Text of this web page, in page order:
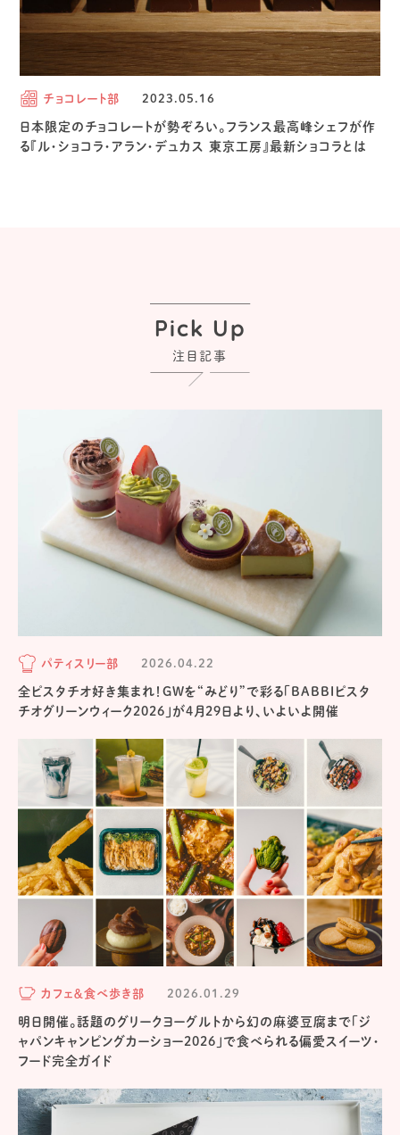
チョコレート部 2023.05.16
日本限定のチョコレートが勢ぞろい。フランス最高峰シェフが作
る『ル・ショコラ・アラン・デュカス 東京工房』最新ショコラとは
Pick Up
注目記事
パティスリー部 2026.04.22
全ピスタチオ好き集まれ！GWを“みどり”で彩る「BABBIピスタ
チオグリーンウィーク2026」が4月29日より、いよいよ開催
カフェ＆食べ歩き部 2026.01.29
明日開催。話題のグリークヨーグルトから幻の麻婆豆腐まで「ジ
ャパンキャンピングカーショー2026」で食べられる偏愛スイーツ・
フード完全ガイド